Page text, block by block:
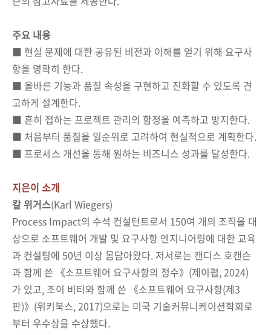
주요 내용
■ 현실 문제에 대한 공유된 비전과 이해를 얻기 위해 요구사
항을 명확히 한다.
■ 올바른 기능과 품질 속성을 구현하고 진화할 수 있도록 견
고하게 설계한다.
■ 흔히 접하는 프로젝트 관리의 함정을 예측하고 방지한다.
■ 처음부터 품질을 일순위로 고려하여 현실적으로 계획한다.
■ 프로세스 개선을 통해 원하는 비즈니스 성과를 달성한다.
지은이 소개
칼 위거스(Karl Wiegers)
Process Impact의 수석 컨설턴트로서 150여 개의 조직을 대
상으로 소프트웨어 개발 및 요구사항 엔지니어링에 대한 교육
과 컨설팅에 50년 이상 몸담아왔다. 저서로는 캔디스 호캔슨
과 함께 쓴 《소프트웨어 요구사항의 정수》(제이펍, 2024)
가 있고, 조이 비티와 함께 쓴 《소프트웨어 요구사항(제3
판)》(위키북스, 2017)으로는 미국 기술커뮤니케이션학회로
부터 우수상을 수상했다.